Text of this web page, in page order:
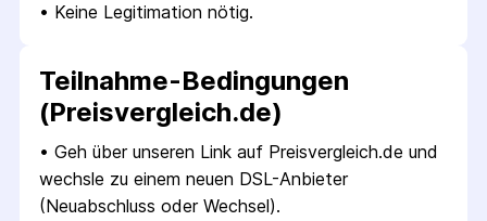
• Keine Legitimation nötig.
Teilnahme-Bedingungen
(Preisvergleich.de)
• Geh über unseren Link auf Preisvergleich.de und
wechsle zu einem neuen DSL-Anbieter
(Neuabschluss oder Wechsel).